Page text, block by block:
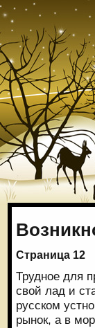
Страница 12
Трудное для
свой лад и
русском
рынок, а в